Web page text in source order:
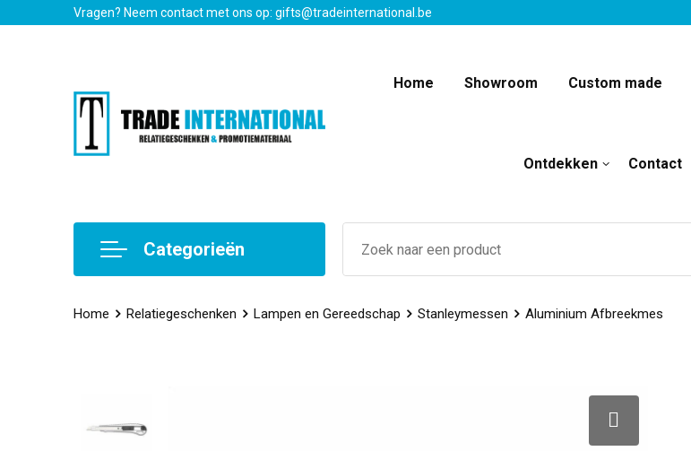
Vragen? Neem contact met ons op: gifts@tradeinternational.be
Home Showroom Custom made
Ontdekken Contact
Categorieën
Home Relatiegeschenken Lampen en Gereedschap Stanleymessen Aluminium Afbreekmes